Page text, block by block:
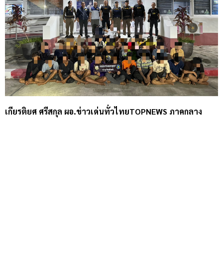
เกียรติยศ ศรีสกุล ผอ.ข่าวเด่นทั่วไทยTOPNEWS ภาคกลาง